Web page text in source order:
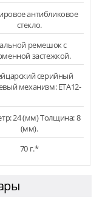
антибликовое
стекло.
ремешок с
застежкой.
серийный
механизм: ETA12-
24 (мм) Толщина: 8
(мм).
70 г.*